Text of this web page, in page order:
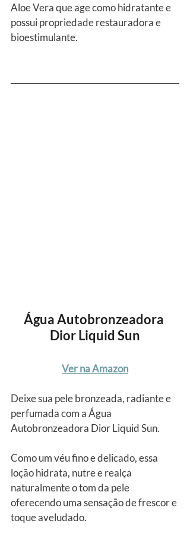
Aloe Vera que age como hidratante e
possui propriedade restauradora e
bioestimulante.
Água Autobronzeadora
Dior Liquid Sun
Ver na Amazon
Deixe sua pele bronzeada, radiante e
perfumada com a Água
Autobronzeadora Dior Liquid Sun.
Como um véu fino e delicado, essa
loção hidrata, nutre e realça
naturalmente o tom da pele
oferecendo uma sensação de frescor e
toque aveludado.